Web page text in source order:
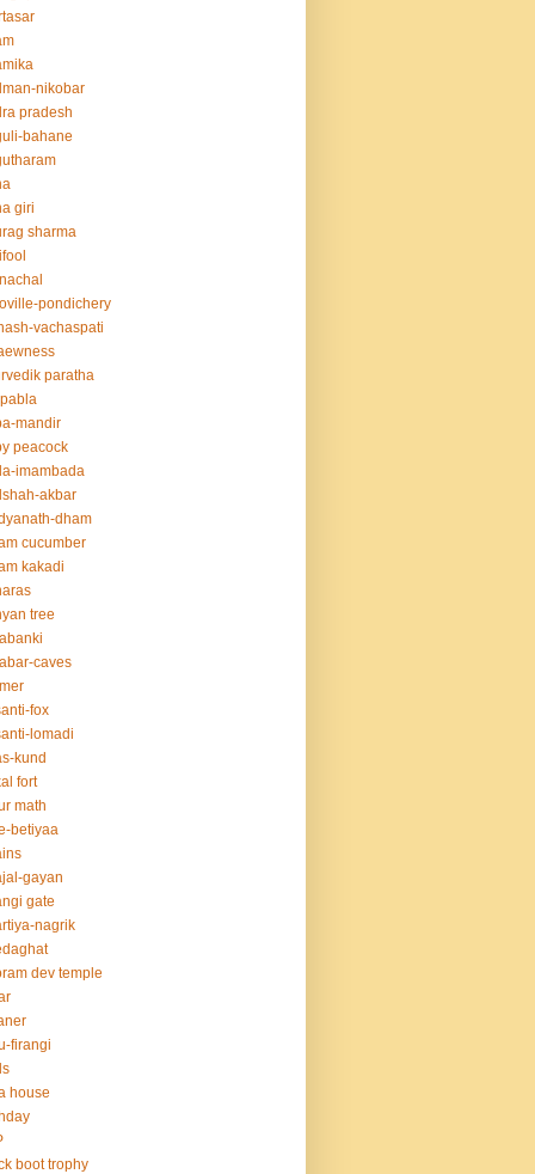
nikobar
pradesh
bahane
giri
sharma
pondichery
vachaspati
paratha
mandir
peacock
imambada
akbar
dham
cucumber
kakadi
tree
caves
fox
lomadi
kund
fort
math
betiyaa
gayan
gate
nagrik
dev temple
firangi
house
boot trophy